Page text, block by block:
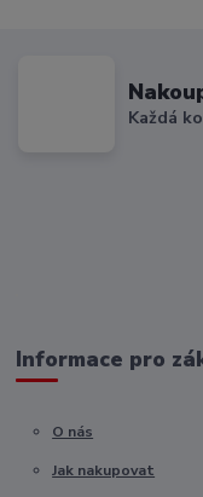
Každá
Informace pro
O nás
Jak nakupovat